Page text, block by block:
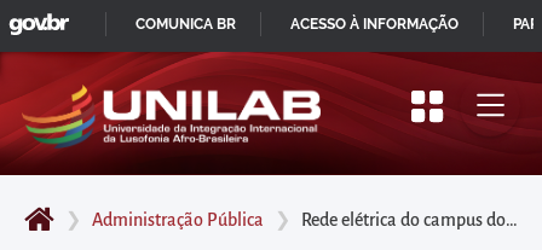
Pular
para
início
do
principal
❯ Administração Pública ❯ Rede elétrica do campus dos Malês volta a funcionar normalmente, após conclusão da obra de troca de cabeamento, na última quarta-feira (17/08)
IR
PARA
CONTEÚDO
GOVBR
COMUNICA BR ACESSO À INFORMAÇÃO